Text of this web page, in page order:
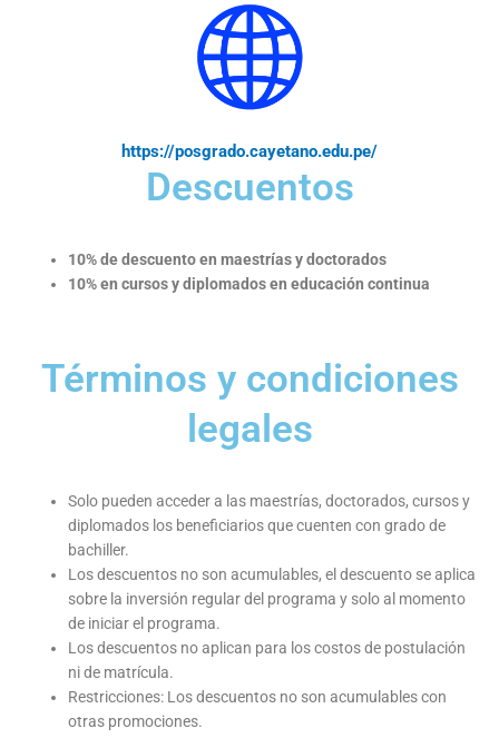
https://posgrado.cayetano.edu.pe/
Descuentos
10% de descuento en maestrías y doctorados
10% en cursos y diplomados en educación continua
Términos y condiciones
legales
Solo pueden acceder a las maestrías, doctorados, cursos y
diplomados los beneficiarios que cuenten con grado de
bachiller.
Los descuentos no son acumulables, el descuento se aplica
sobre la inversión regular del programa y solo al momento
de iniciar el programa.
Los descuentos no aplican para los costos de postulación
ni de matrícula.
Restricciones: Los descuentos no son acumulables con
otras promociones.